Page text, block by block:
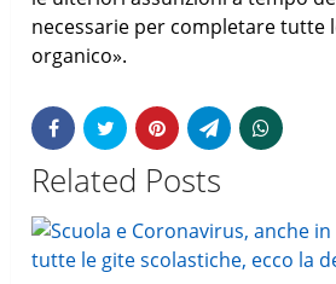
necessarie per completare tutte
organico».
Related Posts